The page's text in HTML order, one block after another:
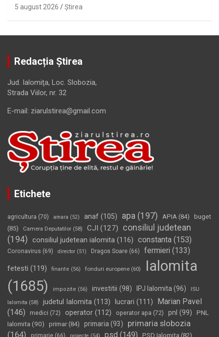
5 august 2026 Ştirea
Redacția Știrea
Jud. Ialomiţa, Loc. Slobozia,
Strada Viilor, nr. 32
E-mail: ziarulstirea@gmail.com
Etichete
agricultura (70) amara (52) anaf (105) apa (197) APIA (84)
buget
(85)
Camera Deputatilor (58) CJI (127)
consiliul judetean
(194) consiliul judetean ialomita (116) constanta (153)
Coronavirus (69) director (51) Dragos Soare (66) fermieri (133)
fetesti (119) finante (56) fonduri europene (60)
Ialomita
(1685)
impozite (56) investitii (98) IPJ Ialomita (96) ISU
Ialomita (58) judetul Ialomita (113) lucrari (111)
Marian Pavel
(146)
medici (72) operator (112) operator apa (72) pnl (99)
PNL
Ialomita (90) primar(84) primaria (93)
primaria slobozia
(164)
primarie (66) psd (149) PSD Ialomita (82)